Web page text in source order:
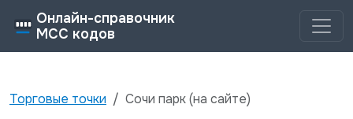
Онлайн-справочник
MCC кодов
Торговые точки Сочи парк (на сайте)